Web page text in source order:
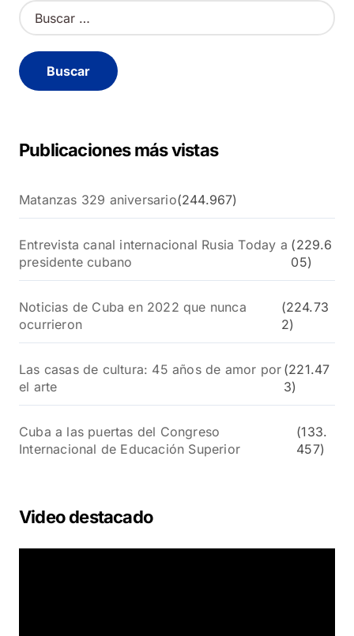
B
u
c
a
Publicaciones más vistas
Matanzas 329 aniversario(244.967)
Entrevista canal internacional Rusia Today a
presidente cubano
(229.6
05)
Noticias de Cuba en 2022 que nunca
ocurrieron
(224.73
2)
Las casas de cultura: 45 años de amor por
el arte
(221.47
3)
Cuba a las puertas del Congreso
Internacional de Educación Superior
(133.
457)
Video destacado